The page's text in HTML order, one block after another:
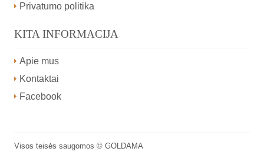
Privatumo politika
KITA INFORMACIJA
Apie mus
Kontaktai
Facebook
Visos teisės saugomos © GOLDAMA